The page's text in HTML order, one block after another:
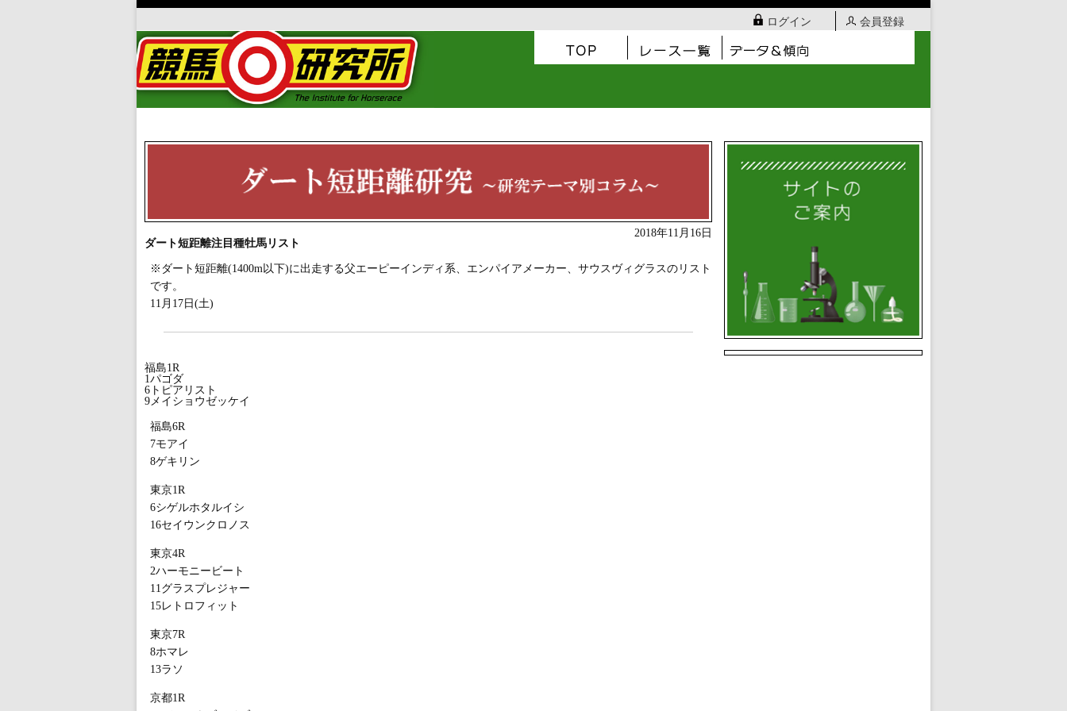
ログイン 会員登録
2018年11月16日
ダート短距離注目種牡馬リスト
※ダート短距離(1400m以下)に出走する父エーピーインディ系、エンパイアメーカー、サウスヴィグラスのリスト
です。
11月17日(土)
福島1R
1パゴダ
6トピアリスト
9メイショウゼッケイ
福島6R
7モアイ
8ゲキリン
東京1R
6シゲルホタルイシ
16セイウンクロノス
東京4R
2ハーモニービート
11グラスプレジャー
15レトロフィット
東京7R
8ホマレ
13ラソ
京都1R